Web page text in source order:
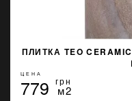
ПЛИТКА TEO
ЦЕНА
779 грн
м2